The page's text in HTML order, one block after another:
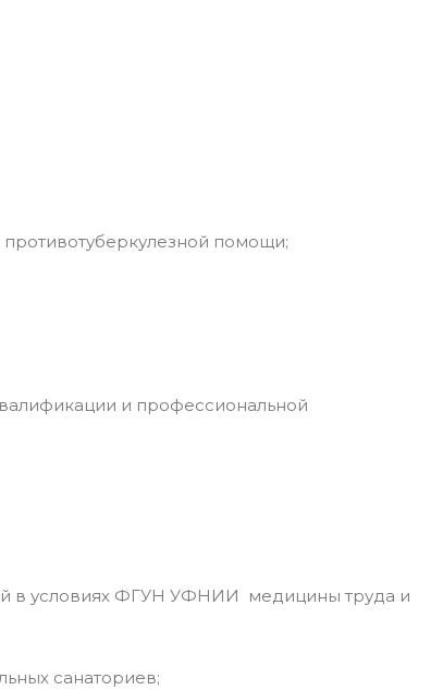
помощи;
и профессиональной
в условиях ФГУН УФНИИ медицины труда и
санаториев;